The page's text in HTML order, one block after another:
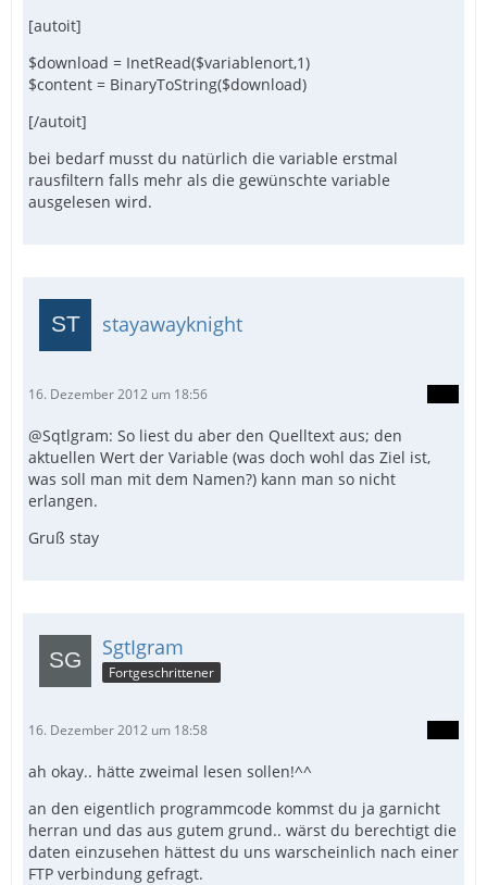
[autoit]
$download = InetRead($variablenort,1)
$content = BinaryToString($download)
[/autoit]
bei bedarf musst du natürlich die variable erstmal
rausfiltern falls mehr als die gewünschte variable
ausgelesen wird.
stayawayknight
16. Dezember 2012 um 18:56
@Sqtlgram: So liest du aber den Quelltext aus; den
aktuellen Wert der Variable (was doch wohl das Ziel ist,
was soll man mit dem Namen?) kann man so nicht
erlangen.
Gruß stay
SgtIgram
Fortgeschrittener
16. Dezember 2012 um 18:58
ah okay.. hätte zweimal lesen sollen!^^
an den eigentlich programmcode kommst du ja garnicht
herran und das aus gutem grund.. wärst du berechtigt die
daten einzusehen hättest du uns warscheinlich nach einer
FTP verbindung gefragt.